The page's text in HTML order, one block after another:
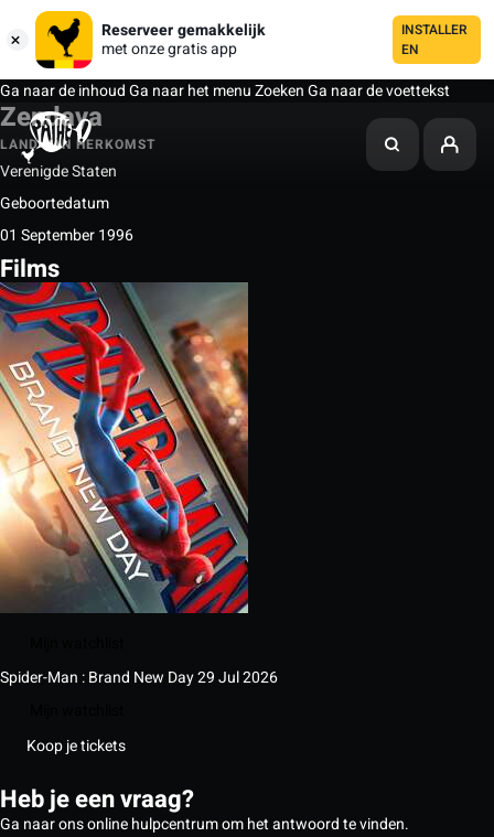
Reserveer gemakkelijk
met onze gratis app
INSTALLER
EN
Ga naar de inhoudGa naar het menuZoekenGa naar de voettekst
Zendaya
LAND VAN HERKOMST
Verenigde Staten
Geboortedatum
01 September 1996
Films
Spider-Man : Brand New Day29 Jul 2026
Koop je tickets
Heb je een vraag?
Ga naar ons online hulpcentrum om het antwoord te vinden.